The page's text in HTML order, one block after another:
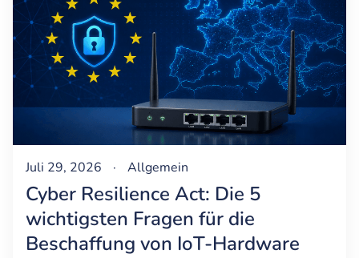
Juli 29, 2026 · Allgemein
Cyber Resilience Act: Die 5
wichtigsten Fragen für die
Beschaffung von IoT-Hardware